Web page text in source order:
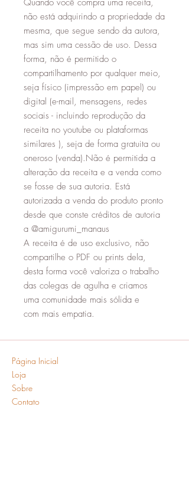
Quando você compra uma receita,
não está adquirindo a propriedade da
mesma, que segue sendo da autora,
mas sim uma cessão de uso. Dessa
forma, não é permitido o
compartilhamento por qualquer meio,
seja físico (impressão em papel) ou
digital (e-mail, mensagens, redes
sociais - incluindo reprodução da
receita no youtube ou plataformas
similares ), seja de forma gratuita ou
oneroso (venda).Não é permitida a
alteração da receita e a venda como
se fosse de sua autoria. Está
autorizada a venda do produto pronto
desde que conste créditos de autoria
a @amigurumi_manaus
A receita é de uso exclusivo, não
compartilhe o PDF ou prints dela,
desta forma você valoriza o trabalho
das colegas de agulha e criamos
uma comunidade mais sólida e
com mais empatia.
Página Inicial
Loja
Sobre
Contato